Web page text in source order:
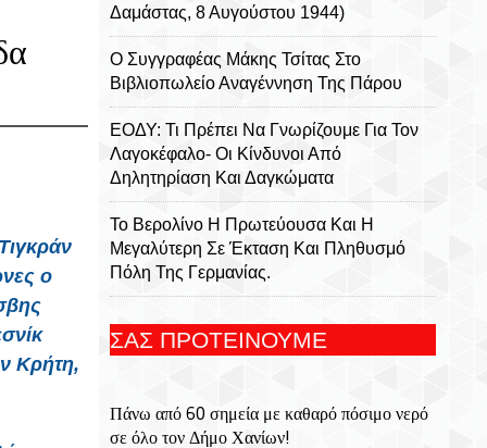
ο
Κρήτη,
Δαμάστας, 8 Αυγούστου 1944)
Ο Συγγραφέας Μάκης Τσίτας Στο
Βιβλιοπωλείο Αναγέννηση Της Πάρου
ΕΟΔΥ: Τι Πρέπει Να Γνωρίζουμε Για Τον
Λαγοκέφαλο- Οι Κίνδυνοι Από
Δηλητηρίαση Και Δαγκώματα
Το Βερολίνο Η Πρωτεύουσα Και Η
Μεγαλύτερη Σε Έκταση Και Πληθυσμό
Πόλη Της Γερμανίας.
Συγγραφέας Αντώνης Σαμαράκης
Αιτήσεων Στην ΕΕΤΑΑ Για Voucher Για
ΚΔΑΠ, ΚΔΑΠ ΑμεΑ Και Βρεφονηπιακούς-
ΣΑΣ ΠΡΟΤΕΙΝΟΥΜΕ
Πάνω από 60 σημεία με καθαρό πόσιμο νερό
σε όλο τον Δήμο Χανίων!